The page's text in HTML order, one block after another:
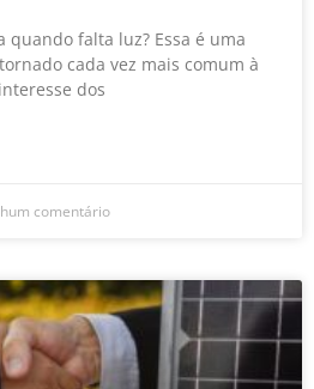
quando falta luz? Essa é uma
cada vez mais comum à
dos
comentário